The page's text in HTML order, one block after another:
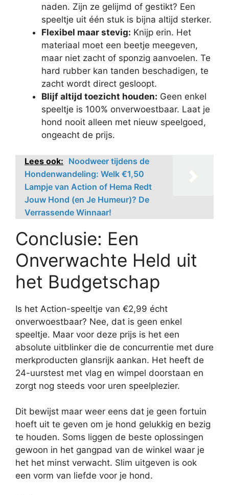
naden. Zijn ze gelijmd of gestikt? Een
speeltje uit één stuk is bijna altijd sterker.
Flexibel maar stevig: Knijp erin. Het
materiaal moet een beetje meegeven,
maar niet zacht of sponzig aanvoelen. Te
hard rubber kan tanden beschadigen, te
zacht wordt direct gesloopt.
Blijf altijd toezicht houden: Geen enkel
speeltje is 100% onverwoestbaar. Laat je
hond nooit alleen met nieuw speelgoed,
ongeacht de prijs.
Lees ook: Noodweer tijdens de
Hondenwandeling: Welk €1,50
Lampje van Action of Hema Redt
Jouw Hond (en Je Humeur)? De
Verrassende Winnaar!
Conclusie: Een
Onverwachte Held uit
het Budgetschap
Is het Action-speeltje van €2,99 écht
onverwoestbaar? Nee, dat is geen enkel
speeltje. Maar voor deze prijs is het een
absolute uitblinker die de concurrentie met dure
merkproducten glansrijk aankan. Het heeft de
24-uurstest met vlag en wimpel doorstaan en
zorgt nog steeds voor uren speelplezier.
Dit bewijst maar weer eens dat je geen fortuin
hoeft uit te geven om je hond gelukkig en bezig
te houden. Soms liggen de beste oplossingen
gewoon in het gangpad van de winkel waar je
het het minst verwacht. Slim uitgeven is ook
een vorm van liefde voor je hond.